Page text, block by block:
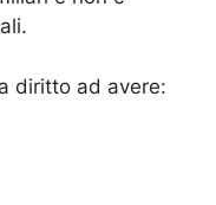
diritto ad avere: